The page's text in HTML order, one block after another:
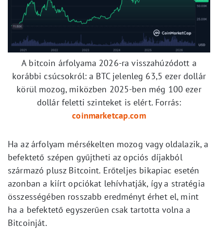
A bitcoin árfolyama 2026-ra visszahúzódott a
korábbi csúcsokról: a BTC jelenleg 63,5 ezer dollár
körül mozog, miközben 2025-ben még 100 ezer
dollár feletti szinteket is elért. Forrás:
coinmarketcap.com
Ha az árfolyam mérsékelten mozog vagy oldalazik, a
befektető szépen gyűjtheti az opciós díjakból
származó plusz Bitcoint. Erőteljes bikapiac esetén
azonban a kiírt opciókat lehívhatják, így a stratégia
összességében rosszabb eredményt érhet el, mint
ha a befektető egyszerűen csak tartotta volna a
Bitcoinját.